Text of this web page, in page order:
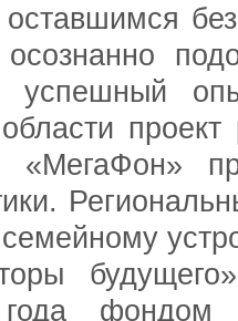
осознанно
успешный
фондом